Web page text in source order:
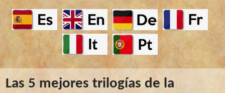
Las 5 mejores trilogías de la